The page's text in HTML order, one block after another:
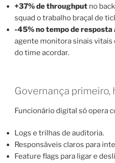
+37% de throughput no
squad o trabalho braçal de
-45% no tempo de resposta
agente monitora sinais vitais
do time acordar.
Governança primeiro,
Funcionário digital só opera
Logs e trilhas de auditoria.
Responsáveis claros para
Feature flags para ligar e